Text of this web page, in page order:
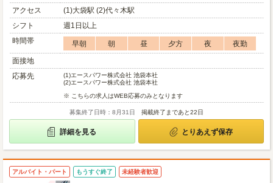
アクセス
(1)大袋駅 (2)代々木駅
シフト
週1日以上
時間帯
早朝 朝 昼 夕方 夜
夜勤
面接地
応募先
(1)エースパワー株式会社 池袋本社
(2)エースパワー株式会社 池袋本社
※ こちらの求人はWEB応募のみとなります
募集終了日時：8月31日 掲載終了まであと22日
詳細を見る とりあえず保存
アルバイト・パート もうすぐ終了 未経験者歓迎